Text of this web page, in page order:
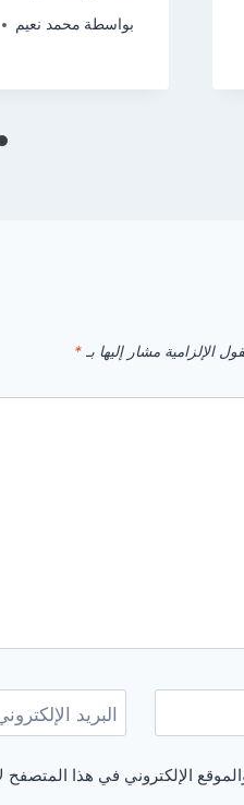
بواسطة محمد نعيم
الإلزامية مشار إليها بـ *
البريد
الإلكتروني في هذا المتصفح